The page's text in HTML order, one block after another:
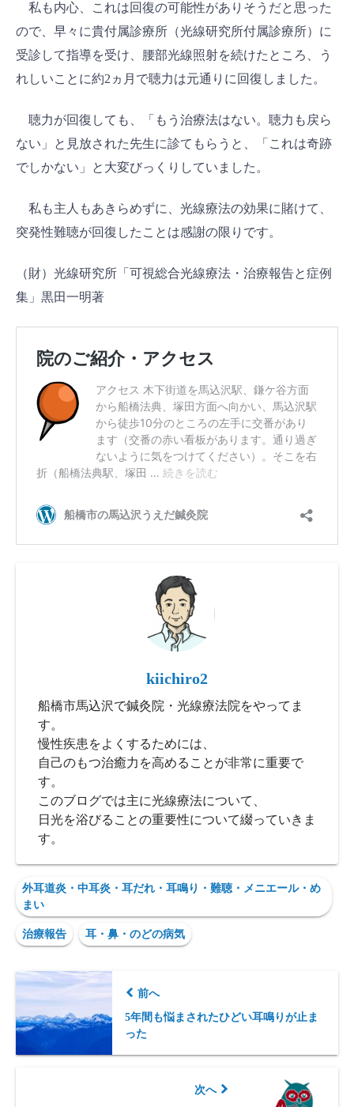
私も内心、これは回復の可能性がありそうだと思った
ので、早々に貴付属診療所（光線研究所付属診療所）に
受診して指導を受け、腰部光線照射を続けたところ、う
れしいことに約2ヵ月で聴力は元通りに回復しました。
聴力が回復しても、「もう治療法はない。聴力も戻ら
ない」と見放された先生に診てもらうと、「これは奇跡
でしかない」と大変びっくりしていました。
私も主人もあきらめずに、光線療法の効果に賭けて、
突発性難聴が回復したことは感謝の限りです。
（財）光線研究所「可視総合光線療法・治療報告と症例
集」黒田一明著
kiichiro2
船橋市馬込沢で鍼灸院・光線療法院をやってま
す。
慢性疾患をよくするためには、
自己のもつ治癒力を高めることが非常に重要で
す。
このブログでは主に光線療法について、
日光を浴びることの重要性について綴っていきま
す。
外耳道炎・中耳炎・耳だれ・耳鳴り・難聴・メニエール・め
まい
治療報告 耳・鼻・のどの病気
前へ
5年間も悩まされたひどい耳鳴りが止ま
った
次へ